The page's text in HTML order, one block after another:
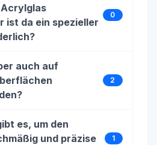
ist da ein spezieller
0
auch auf
2
es, um den
und präzise
1